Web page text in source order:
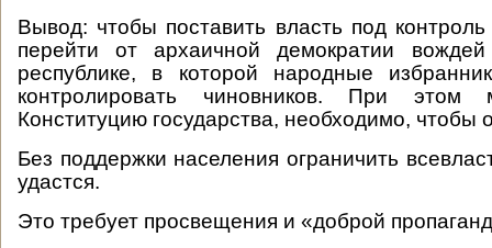
Вывод: чтобы поставить власть под
перейти от архаичной демократии
республике, в которой народные
контролировать чиновников. При этом
Конституцию государства, необходимо, чтобы
Без поддержки населения ограничить
удастся.
Это требует просвещения и «доброй